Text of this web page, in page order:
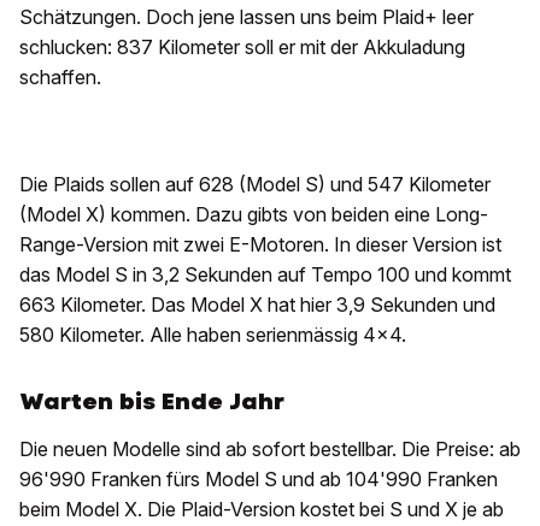
Schätzungen. Doch jene lassen uns beim Plaid+ leer
schlucken: 837 Kilometer soll er mit der Akkuladung
schaffen.
Die Plaids sollen auf 628 (Model S) und 547 Kilometer
(Model X) kommen. Dazu gibts von beiden eine Long-
Range-Version mit zwei E-Motoren. In dieser Version ist
das Model S in 3,2 Sekunden auf Tempo 100 und kommt
663 Kilometer. Das Model X hat hier 3,9 Sekunden und
580 Kilometer. Alle haben serienmässig 4x4.
Warten bis Ende Jahr
Die neuen Modelle sind ab sofort bestellbar. Die Preise: ab
96'990 Franken fürs Model S und ab 104'990 Franken
beim Model X. Die Plaid-Version kostet bei S und X je ab